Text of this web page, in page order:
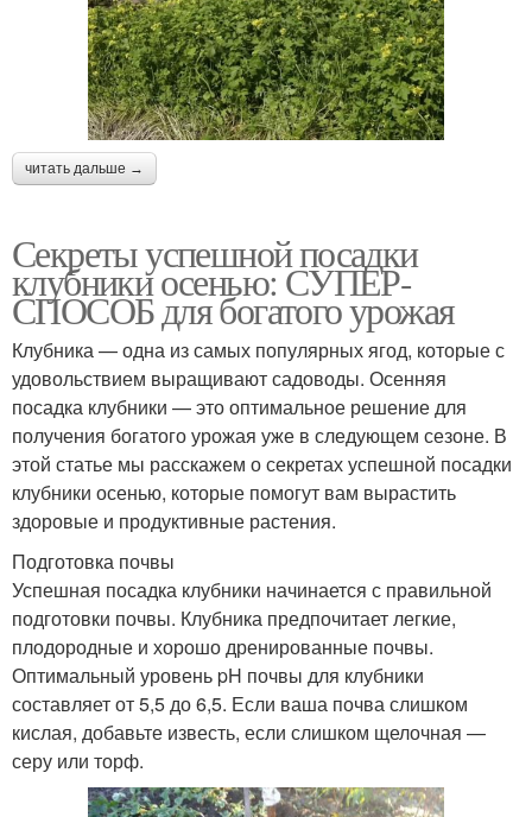
читать дальше →
Секреты успешной посадки
клубники осенью: СУПЕР-
СПОСОБ для богатого урожая
Клубника — одна из самых популярных ягод, которые с
удовольствием выращивают садоводы. Осенняя
посадка клубники — это оптимальное решение для
получения богатого урожая уже в следующем сезоне. В
этой статье мы расскажем о секретах успешной посадки
клубники осенью, которые помогут вам вырастить
здоровые и продуктивные растения.
Подготовка почвы
Успешная посадка клубники начинается с правильной
подготовки почвы. Клубника предпочитает легкие,
плодородные и хорошо дренированные почвы.
Оптимальный уровень pH почвы для клубники
составляет от 5,5 до 6,5. Если ваша почва слишком
кислая, добавьте известь, если слишком щелочная —
серу или торф.